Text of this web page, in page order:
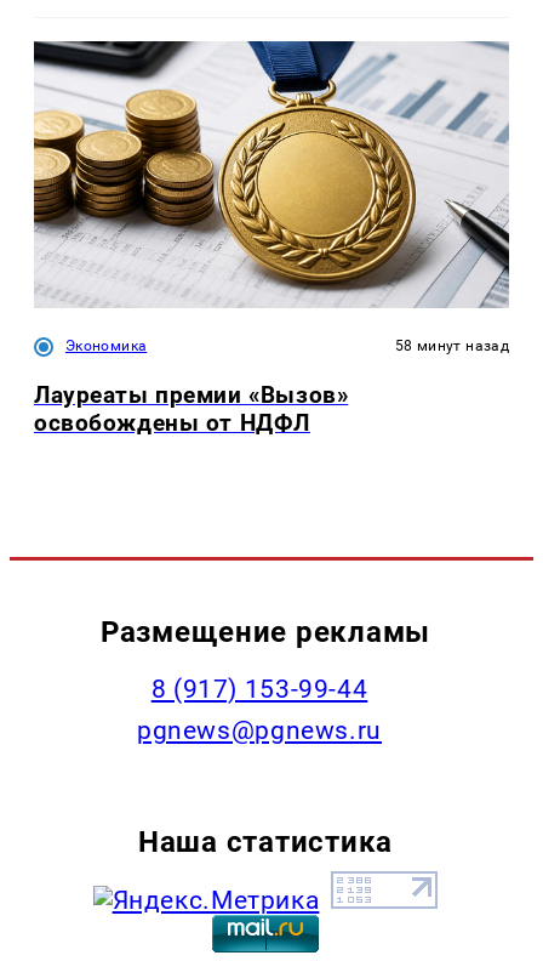
Экономика 58 минут назад
Лауреаты премии «Вызов»
освобождены от НДФЛ
Размещение рекламы
‭8 (917) 153-99-44
pgnews@pgnews.ru
Наша статистика